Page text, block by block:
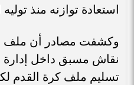
استعادة توازنه منذ
وكشفت مصادر أن ملف
نقاش مسبق داخل إدارة
تسليم ملف كرة القدم